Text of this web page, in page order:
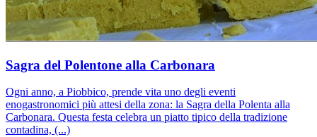
Sagra del Polentone alla Carbonara
Ogni anno, a Piobbico, prende vita uno degli eventi
enogastronomici più attesi della zona: la Sagra della Polenta alla
Carbonara. Questa festa celebra un piatto tipico della tradizione
contadina, (...)